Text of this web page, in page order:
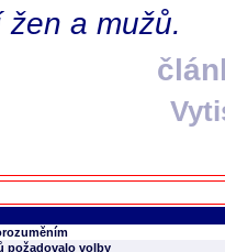
a mužů.
požadovalo volby